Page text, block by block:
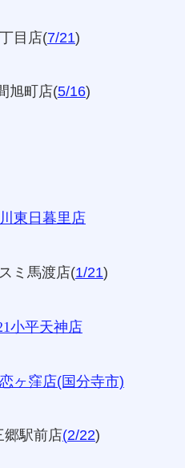
目店(7/21)
旭町店(5/16)
東日暮里店
ミ馬渡店(1/21)
小平天神店
ヶ窪店(国分寺市)
郷駅前店(2/22)